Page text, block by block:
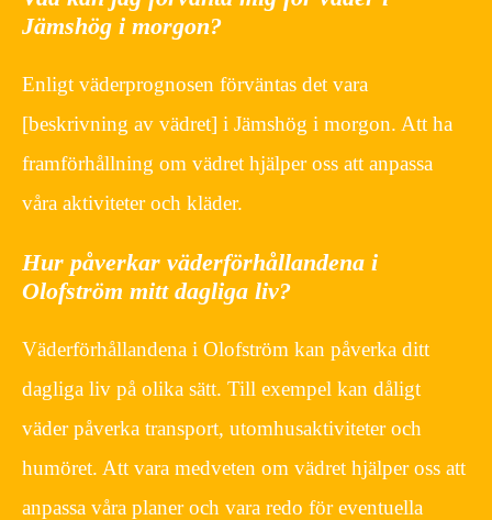
Jämshög i morgon?
Enligt väderprognosen förväntas det vara
[beskrivning av vädret] i Jämshög i morgon. Att ha
framförhållning om vädret hjälper oss att anpassa
våra aktiviteter och kläder.
Hur påverkar väderförhållandena i
Olofström mitt dagliga liv?
Väderförhållandena i Olofström kan påverka ditt
dagliga liv på olika sätt. Till exempel kan dåligt
väder påverka transport, utomhusaktiviteter och
humöret. Att vara medveten om vädret hjälper oss att
anpassa våra planer och vara redo för eventuella